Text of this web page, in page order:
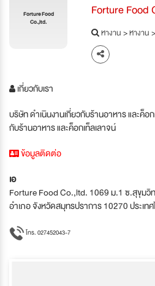
Forture Food
Co.,ltd.
Forture Food
หางาน>หางาน
เกี่ยวกับเรา
บริษัท ดำเนินงานเกี่ยวกับร้านอาหาร และค็อ
กับร้านอาหาร และค็อกเท็ลเลาจน์
ข้อมูลติดต่อ
เอ
Forture Food Co.,ltd. 1069 ม.1 ซ.สุขุมวิ
อำเภอ จังหวัดสมุทรปราการ 10270 ประเท
โทร. 027452043-7